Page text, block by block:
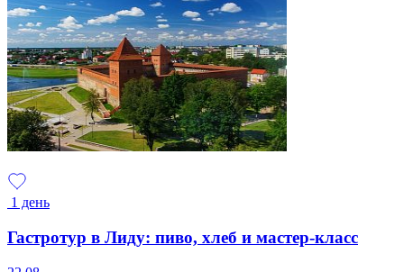
1 день
Гастротур в Лиду: пиво, хлеб и мастер-класс